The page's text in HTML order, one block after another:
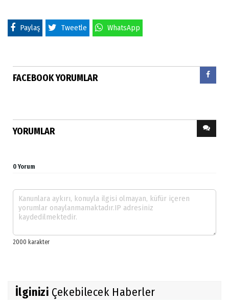
Paylaş Tweetle WhatsApp
FACEBOOK YORUMLAR
YORUMLAR
0 Yorum
İlginizi Çekebilecek Haberler